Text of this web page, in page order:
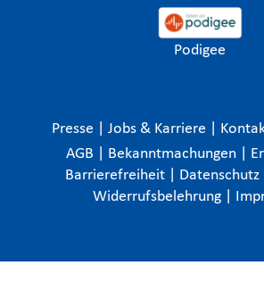
Podigee
Presse Jobs & Karriere
AGB
Bekanntmachungen
Barrierefreiheit
Datenschutz
Widerrufsbelehrung